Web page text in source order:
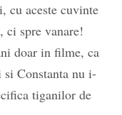
cu aceste cuvinte
ci spre vanare!
doar in filme, ca
Constanta nu i-
tiganilor de